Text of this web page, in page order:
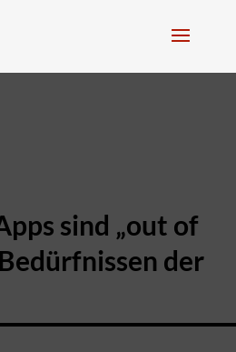
sind „out of
der